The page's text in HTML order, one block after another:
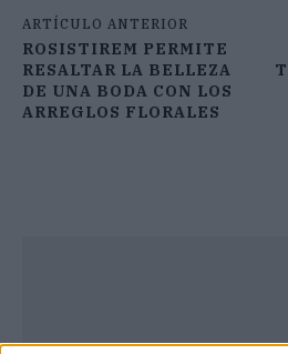
ARTÍCULO ANTERIOR
ROSISTIREM PERMITE
RESALTAR LA BELLEZA
DE UNA BODA CON LOS
ARREGLOS FLORALES